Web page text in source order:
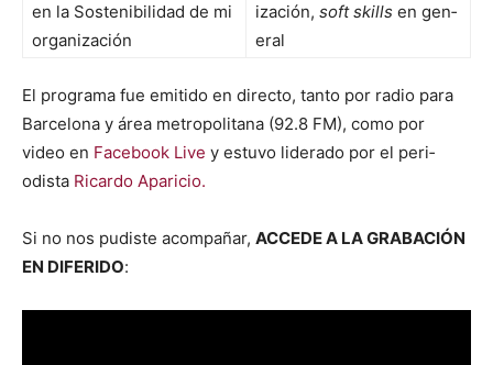
en la Sosteni­bil­i­dad de mi
orga­ni­zación
ización, soft skills en gen­
er­al
El pro­gra­ma fue emi­ti­do en direc­to, tan­to por radio para
Barcelona y área met­ro­pol­i­tana (92.8 FM), como por
video en Face­book Live y estu­vo lid­er­a­do por el peri­
odista Ricar­do Apari­cio.
Si no nos pud­iste acom­pañar, ACCEDE A LA GRABACIÓN
EN DIFERIDO: